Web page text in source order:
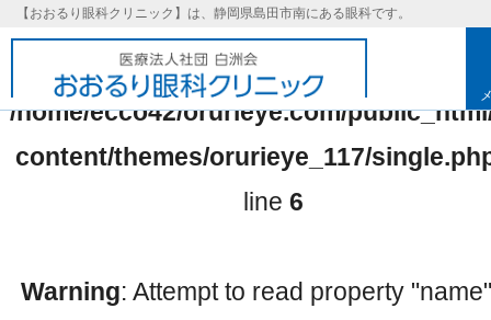
Warning: Undefined array key 0 in
/home/ecco42/orurieye.com/
content/themes/orurieye_117/
line6
Warning: Attempt to read property
【おおるり眼科クリニック】は、静岡県島田市南にある眼科です。